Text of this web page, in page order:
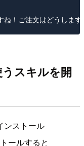
スキルを開
ンストール
ールすると